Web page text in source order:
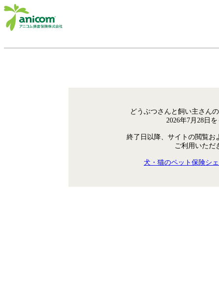
どうぶつさんと飼い主さん
2026年7月28日
終了日以降、サイトの閲覧お
ご利用いただ
犬・猫のペット保険シ